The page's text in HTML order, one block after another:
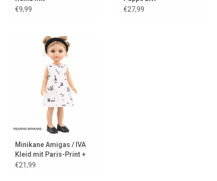
Schnürsenkeln für
€9,99
€27,99
Minikane Amigas / IVA
Kleid mit Paris-Print +
schwarzes Haarband
€21,99